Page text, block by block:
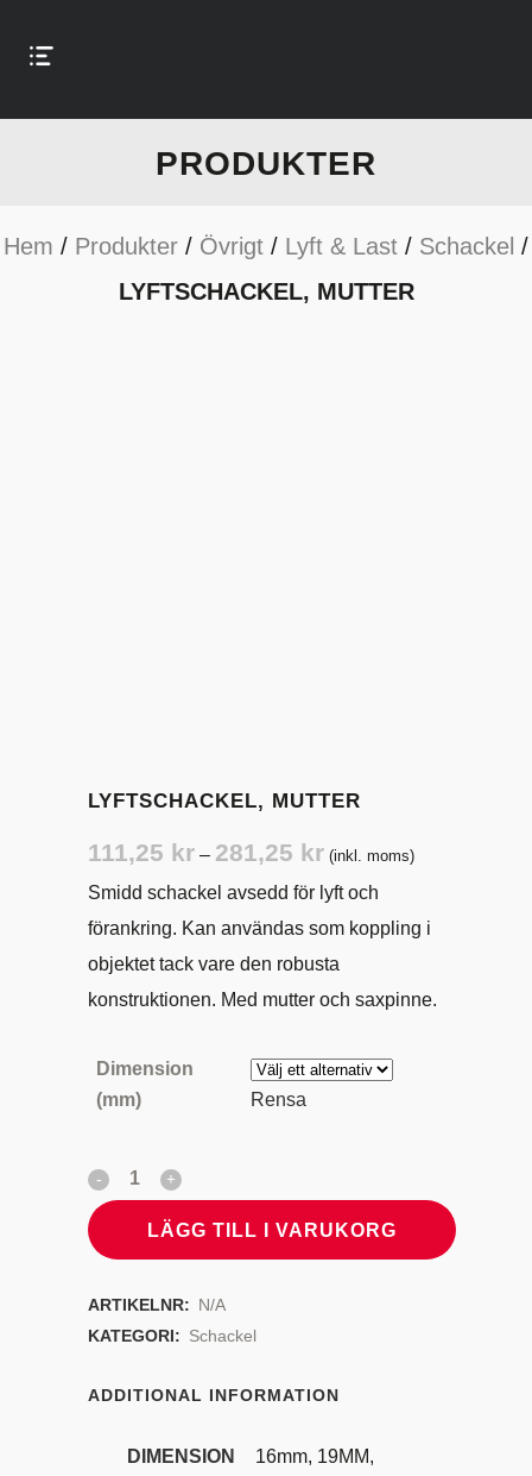
PRODUKTER
Hem / Produkter / Övrigt / Lyft & Last / Schackel /
LYFTSCHACKEL, MUTTER
LYFTSCHACKEL, MUTTER
111,25 kr – 281,25 krPrisintervall:
111,25 kr
(inkl. moms)
Smidd schackel avsedd för lyft och
förankring. Kan användas som koppling i
objektet tack vare den robusta
konstruktionen. Med mutter och saxpinne.
Dimension
(mm)
Rensa
LÄGG TILL I VARUKORG
ARTIKELNR: N/A
KATEGORI: Schackel
ADDITIONAL INFORMATION
DIMENSION
16mm, 19MM,